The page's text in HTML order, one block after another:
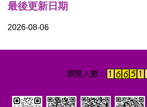
最後更新日期
2026-08-06